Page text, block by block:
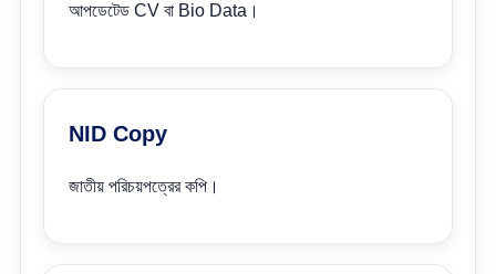
আপডেটেড CV বা Bio Data।
NID Copy
জাতীয় পরিচয়পত্রের কপি।